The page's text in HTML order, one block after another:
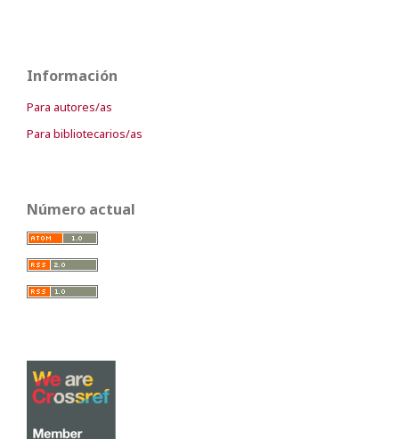
Información
Para autores/as
Para bibliotecarios/as
Número actual